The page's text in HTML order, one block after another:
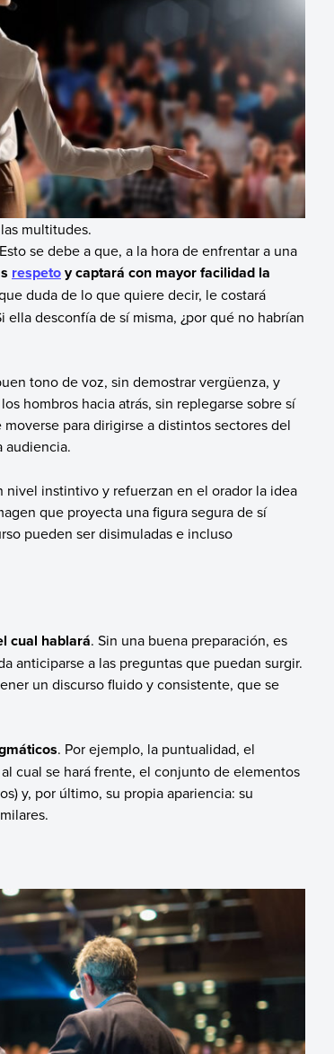
multitudes.
se debe a que, a la hora de enfrentar a una
respetoy captará con mayor facilidad la
duda de lo que quiere decir, le costará
desconfía de sí misma, ¿por qué no habrían
tono de voz, sin demostrar vergüenza, y
hombros hacia atrás, sin replegarse sobre sí
para dirigirse a distintos sectores del
audiencia.
nivel instintivo y refuerzan en el orador la idea
que proyecta una figura segura de sí
pueden ser disimuladas e incluso
cual hablará. Sin una buena preparación, es
anticiparse a las preguntas que puedan surgir.
un discurso fluido y consistente, que se
. Por ejemplo, la puntualidad, el
cual se hará frente, el conjunto de elementos
y, por último, su propia apariencia: su